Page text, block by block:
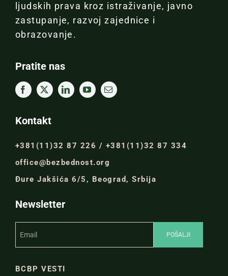
ljudskih prava kroz istraživanje, javno
zastupanje, razvoj zajednice i
obrazovanje.
Pratite nas
Kontakt
+381(11)32 87 226 / +381(11)32 87 334
office@bezbednost.org
Đure Jakšića 6/5, Beograd, Srbija
Newsletter
BCBP VESTI